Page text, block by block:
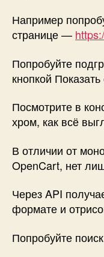
Например
странице —
Попробуйте
кнопкой
Посмотрите в
хром, как всё
В отличии от
OpenCart, нет
Через API
формате и
Попробуйте